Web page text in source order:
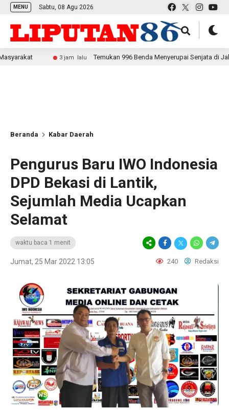
MENU Sabtu, 08 Agu 2026
3 jam lalu Temukan 996 Benda Menyerupai Senjata di Jaksel,
Beranda Kabar Daerah
Pengurus Baru IWO Indonesia
DPD Bekasi di Lantik,
Sejumlah Media Ucapkan
Selamat
waktu baca 1 menit
Jumat, 25 Mar 2022 13:05 240 Redaksi